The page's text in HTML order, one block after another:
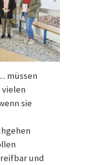
müssen
vielen
sie
und